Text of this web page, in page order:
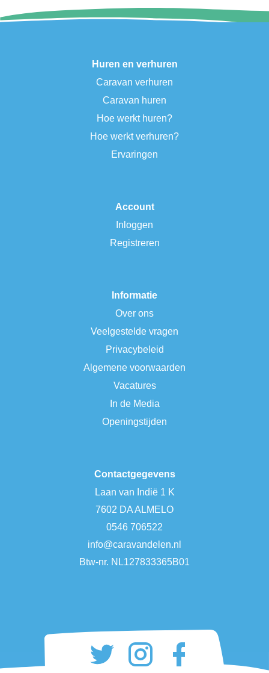
Huren en verhuren
Caravan verhuren
Caravan huren
Hoe werkt huren?
Hoe werkt verhuren?
Ervaringen
Account
Inloggen
Registreren
Informatie
Over ons
Veelgestelde vragen
Privacybeleid
Algemene voorwaarden
Vacatures
In de Media
Openingstijden
Contactgegevens
Laan van Indië 1 K
7602 DA ALMELO
0546 706522
info@caravandelen.nl
Btw-nr. NL127833365B01